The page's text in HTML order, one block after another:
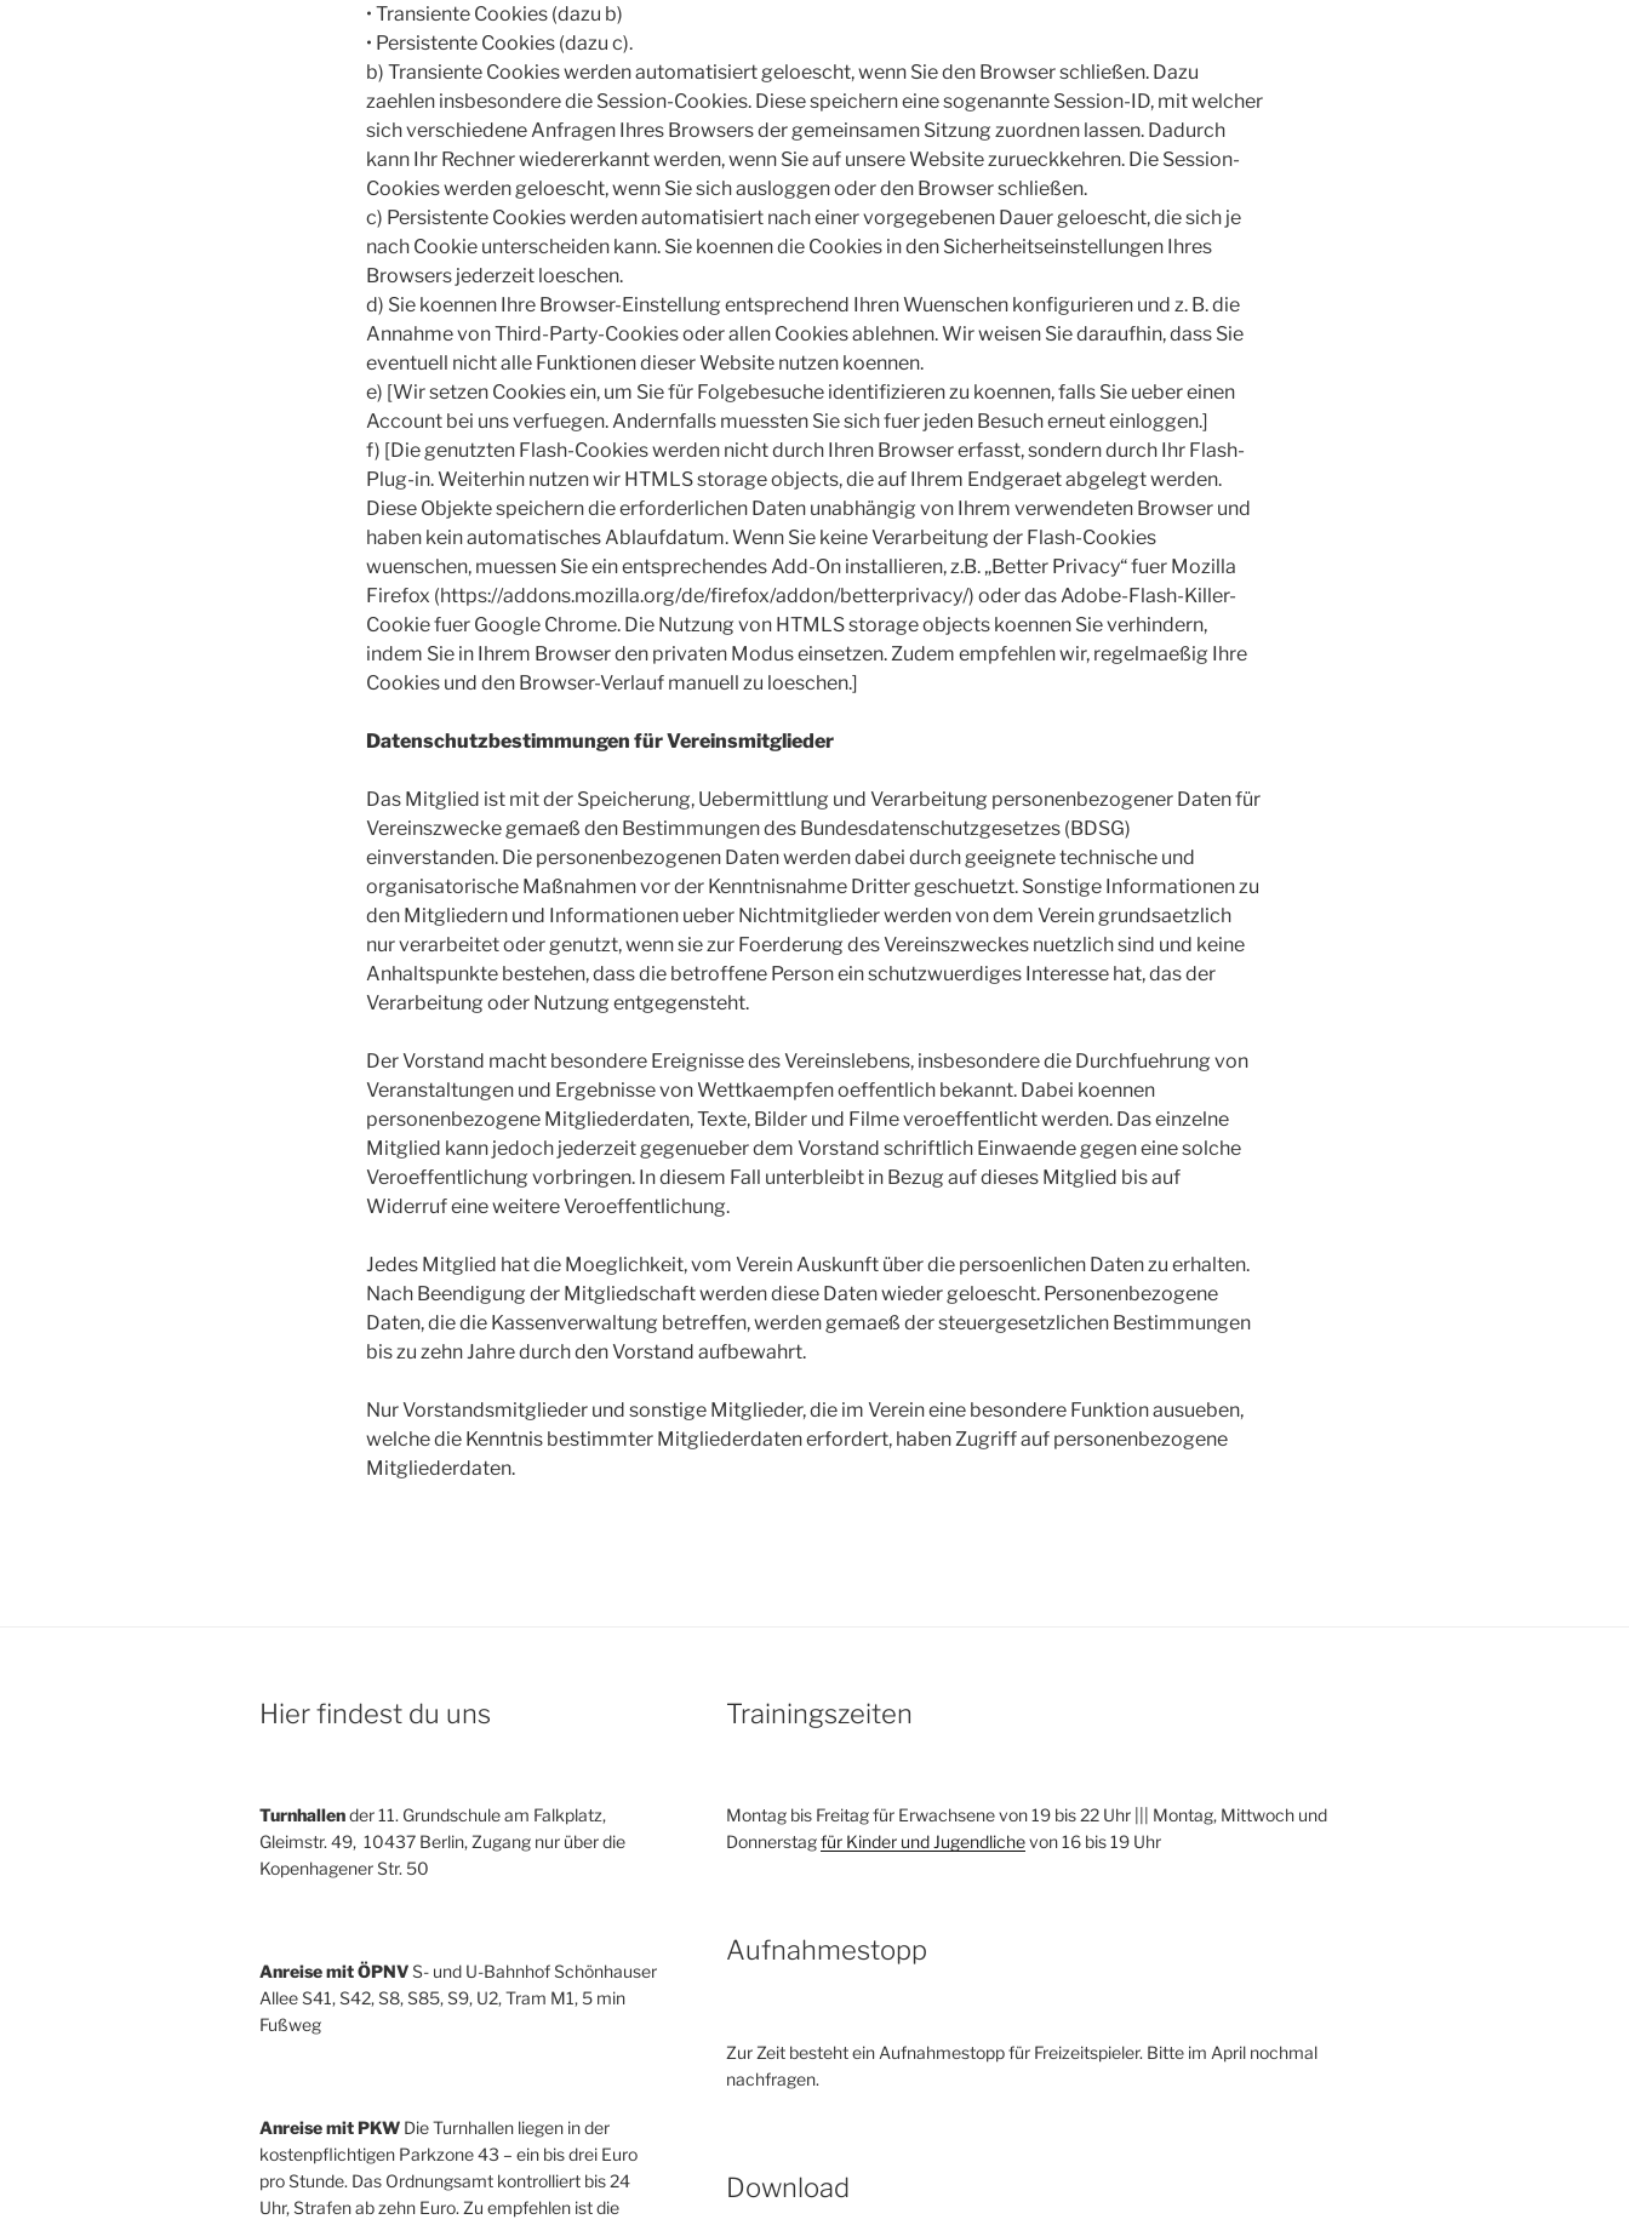
• Transiente Cookies (dazu b)
• Persistente Cookies (dazu c).
b) Transiente Cookies werden automatisiert geloescht, wenn Sie den Browser schließen. Dazu
zaehlen insbesondere die Session-Cookies. Diese speichern eine sogenannte Session-ID, mit welcher
sich verschiedene Anfragen Ihres Browsers der gemeinsamen Sitzung zuordnen lassen. Dadurch
kann Ihr Rechner wiedererkannt werden, wenn Sie auf unsere Website zurueckkehren. Die Session-
Cookies werden geloescht, wenn Sie sich ausloggen oder den Browser schließen.
c) Persistente Cookies werden automatisiert nach einer vorgegebenen Dauer geloescht, die sich je
nach Cookie unterscheiden kann. Sie koennen die Cookies in den Sicherheitseinstellungen Ihres
Browsers jederzeit loeschen.
d) Sie koennen Ihre Browser-Einstellung entsprechend Ihren Wuenschen konfigurieren und z. B. die
Annahme von Third-Party-Cookies oder allen Cookies ablehnen. Wir weisen Sie daraufhin, dass Sie
eventuell nicht alle Funktionen dieser Website nutzen koennen.
e) [Wir setzen Cookies ein, um Sie für Folgebesuche identifizieren zu koennen, falls Sie ueber einen
Account bei uns verfuegen. Andernfalls muessten Sie sich fuer jeden Besuch erneut einloggen.]
f) [Die genutzten Flash-Cookies werden nicht durch Ihren Browser erfasst, sondern durch Ihr Flash-
Plug-in. Weiterhin nutzen wir HTMLS storage objects, die auf Ihrem Endgeraet abgelegt werden.
Diese Objekte speichern die erforderlichen Daten unabhängig von Ihrem verwendeten Browser und
haben kein automatisches Ablaufdatum. Wenn Sie keine Verarbeitung der Flash-Cookies
wuenschen, muessen Sie ein entsprechendes Add-On installieren, z.B. „Better Privacy“ fuer Mozilla
Firefox (https://addons.mozilla.org/de/firefox/addon/betterprivacy/) oder das Adobe-Flash-Killer-
Cookie fuer Google Chrome. Die Nutzung von HTMLS storage objects koennen Sie verhindern,
indem Sie in Ihrem Browser den privaten Modus einsetzen. Zudem empfehlen wir, regelmaeßig Ihre
Cookies und den Browser-Verlauf manuell zu loeschen.]
Datenschutzbestimmungen für Vereinsmitglieder
Das Mitglied ist mit der Speicherung, Uebermittlung und Verarbeitung personenbezogener Daten für
Vereinszwecke gemaeß den Bestimmungen des Bundesdatenschutzgesetzes (BDSG)
einverstanden. Die personenbezogenen Daten werden dabei durch geeignete technische und
organisatorische Maßnahmen vor der Kenntnisnahme Dritter geschuetzt. Sonstige Informationen zu
den Mitgliedern und Informationen ueber Nichtmitglieder werden von dem Verein grundsaetzlich
nur verarbeitet oder genutzt, wenn sie zur Foerderung des Vereinszweckes nuetzlich sind und keine
Anhaltspunkte bestehen, dass die betroffene Person ein schutzwuerdiges Interesse hat, das der
Verarbeitung oder Nutzung entgegensteht.
Der Vorstand macht besondere Ereignisse des Vereinslebens, insbesondere die Durchfuehrung von
Veranstaltungen und Ergebnisse von Wettkaempfen oeffentlich bekannt. Dabei koennen
personenbezogene Mitgliederdaten, Texte, Bilder und Filme veroeffentlicht werden. Das einzelne
Mitglied kann jedoch jederzeit gegenueber dem Vorstand schriftlich Einwaende gegen eine solche
Veroeffentlichung vorbringen. In diesem Fall unterbleibt in Bezug auf dieses Mitglied bis auf
Widerruf eine weitere Veroeffentlichung.
Jedes Mitglied hat die Moeglichkeit, vom Verein Auskunft über die persoenlichen Daten zu erhalten.
Nach Beendigung der Mitgliedschaft werden diese Daten wieder geloescht. Personenbezogene
Daten, die die Kassenverwaltung betreffen, werden gemaeß der steuergesetzlichen Bestimmungen
bis zu zehn Jahre durch den Vorstand aufbewahrt.
Nur Vorstandsmitglieder und sonstige Mitglieder, die im Verein eine besondere Funktion ausueben,
welche die Kenntnis bestimmter Mitgliederdaten erfordert, haben Zugriff auf personenbezogene
Mitgliederdaten.
Hier findest du uns
Turnhallender 11. Grundschule am Falkplatz,
Gleimstr. 49, 10437 Berlin, Zugang nur über die
Kopenhagener Str. 50
Anreise mit ÖPNVS- und U-Bahnhof Schönhauser
Allee S41, S42, S8, S85, S9, U2, Tram M1, 5 min
Fußweg
Anreise mit PKW Die Turnhallen liegen in der
kostenpflichtigen Parkzone 43 – ein bis drei Euro
pro Stunde. Das Ordnungsamt kontrolliert bis 24
Uhr, Strafen ab zehn Euro. Zu empfehlen ist die
Trainingszeiten
Montag bis Freitag für Erwachsene von 19 bis 22 Uhr ||| Montag, Mittwoch und
Donnerstagfür Kinder und Jugendlichevon 16 bis 19 Uhr
Aufnahmestopp
Zur Zeit besteht ein Aufnahmestopp für Freizeitspieler. Bitte im April nochmal
nachfragen.
Download